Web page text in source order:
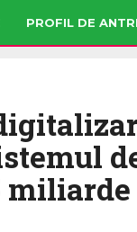
PROFIL DE